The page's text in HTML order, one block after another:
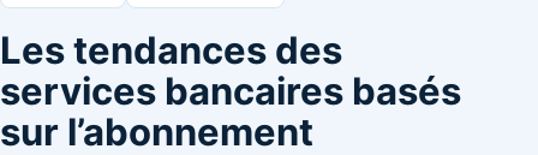
Les tendances des
services bancaires basés
sur l’abonnement